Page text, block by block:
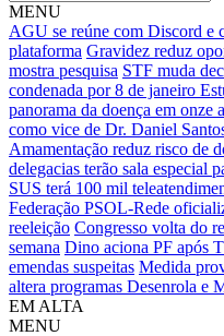
MENU
AGU se reúne com Discord e
plataforma Gravidez reduz
mostra pesquisa STF muda
condenada por 8 de janeiro
panorama da doença em onze
como vice de Dr. Daniel
Amamentação reduz risco de
delegacias terão sala especial
SUS terá 100 mil
Federação PSOL-Rede
reeleição Congresso volta do
semana Dino aciona PF após
emendas suspeitas Medida
altera programas Desenrola e
EM ALTA
MENU